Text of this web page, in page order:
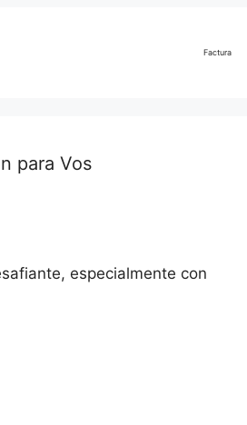
Factura
para Vos
especialmente con